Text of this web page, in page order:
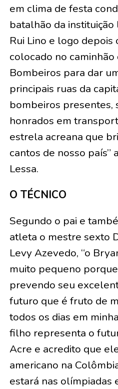
em clima de festa
batalhão da
Rui Lino e logo depois
colocado no
Bombeiros para dar
principais ruas da
bombeiros presentes,
honrados em
estrela acreana que
cantos de nosso país”
Lessa.
O TÉCNICO
Segundo o pai e
atleta o mestre sexto
Levy Azevedo, “o
muito pequeno
prevendo seu
futuro que é fruto de
todos os dias em
filho representa o
Acre e acredito que
americano na
estará nas olímpiadas